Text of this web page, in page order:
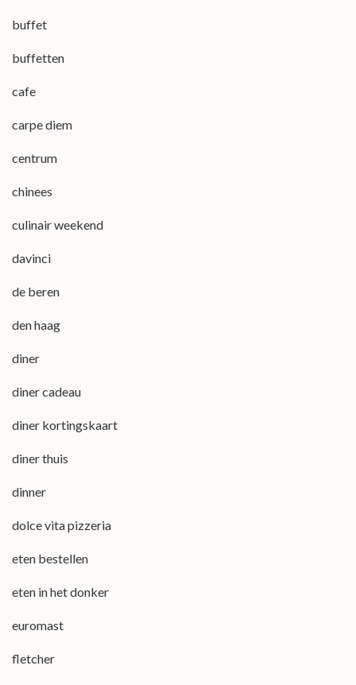
buffet
buffetten
cafe
carpe diem
centrum
chinees
culinair weekend
davinci
de beren
den haag
diner
diner cadeau
diner kortingskaart
diner thuis
dinner
dolce vita pizzeria
eten bestellen
eten in het donker
euromast
fletcher